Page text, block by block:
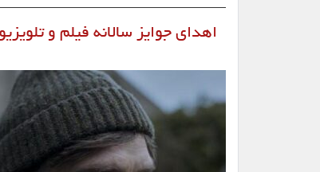
اهدای جوایز سالانه فیلم و